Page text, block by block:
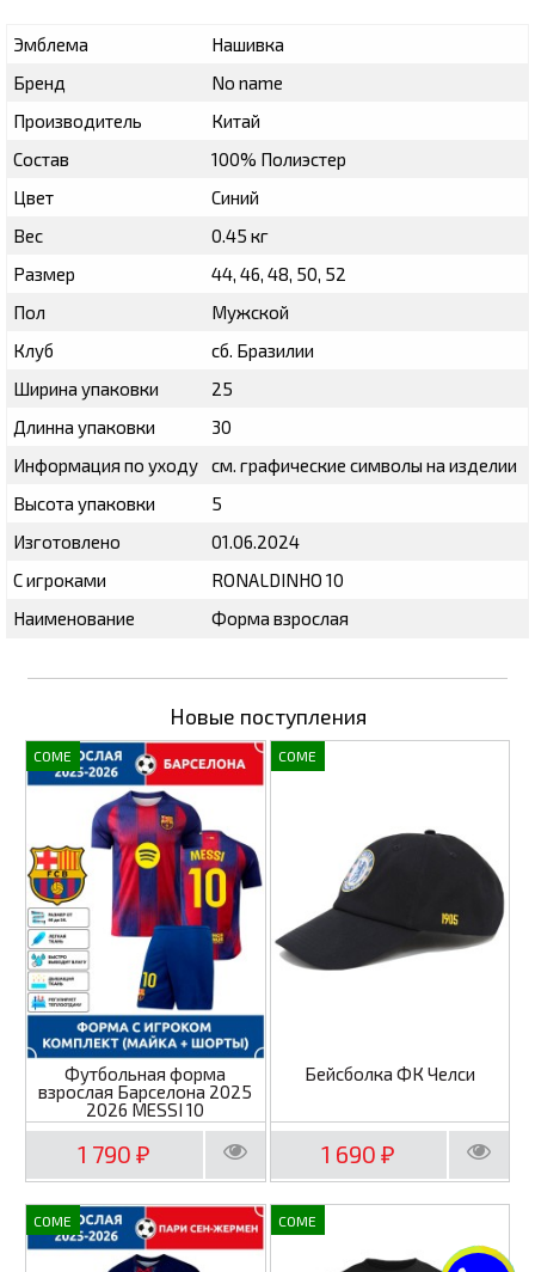
Эмблема
Нашивка
Бренд
No name
Производитель
Китай
Состав
100% Полиэстер
Цвет
Синий
Вес
0.45 кг
Размер
44, 46, 48, 50, 52
Пол
Мужской
Клуб
сб. Бразилии
Ширина упаковки
25
Длинна упаковки
30
Информация по уходу
см. графические символы на изделии
Высота упаковки
5
Изготовлено
01.06.2024
С игроками
RONALDINHO 10
Наименование
Форма взрослая
Новые поступления
COME
Футбольная форма
взрослая Барселона 2025
2026 MESSI 10
1 790₽
COME
Бейсболка ФК Челси
1 690₽
COME COME